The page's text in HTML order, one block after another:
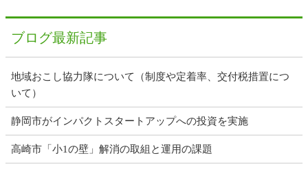
ブログ最新記事
地域おこし協力隊について（制度や定着率、交付税措置につ
いて）
静岡市がインパクトスタートアップへの投資を実施
高崎市「小1の壁」解消の取組と運用の課題